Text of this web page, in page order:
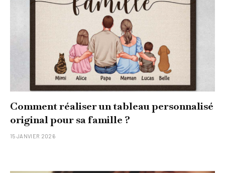
Comment réaliser un tableau personnalisé
original pour sa famille ?
15 JANVIER 2026